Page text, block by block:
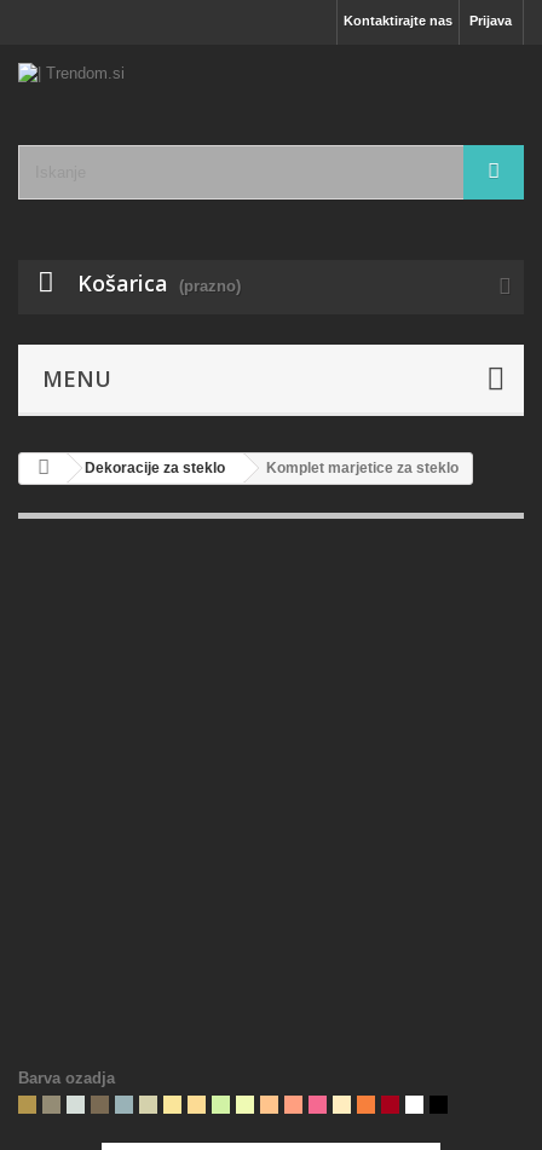
Prijava
Kontaktirajte nas
Košarica (prazno)
MENU
Dekoracije za steklo Komplet marjetice za steklo
Barva ozadja